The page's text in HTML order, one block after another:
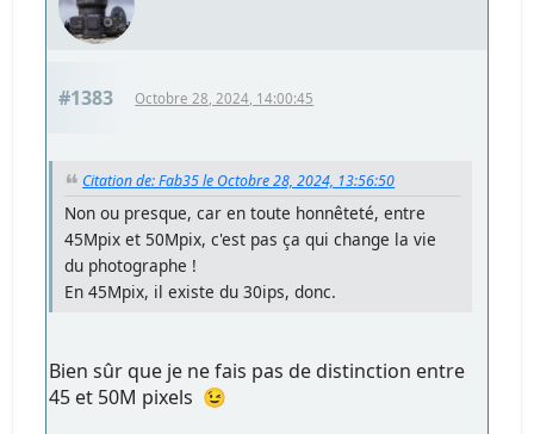
#1383 Octobre 28, 2024, 14:00:45
Citation de: Fab35 le Octobre 28, 2024, 13:56:50
Non ou presque, car en toute honnêteté, entre
45Mpix et 50Mpix, c'est pas ça qui change la vie
du photographe !
En 45Mpix, il existe du 30ips, donc.
Bien sûr que je ne fais pas de distinction entre
45 et 50M pixels 😉